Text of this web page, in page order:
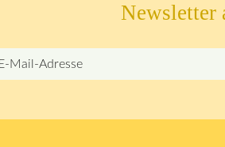
Newsletter
E-